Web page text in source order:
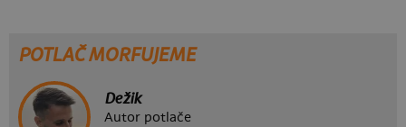
POTLAČ MORFUJEME
Dežik
Autor potlače